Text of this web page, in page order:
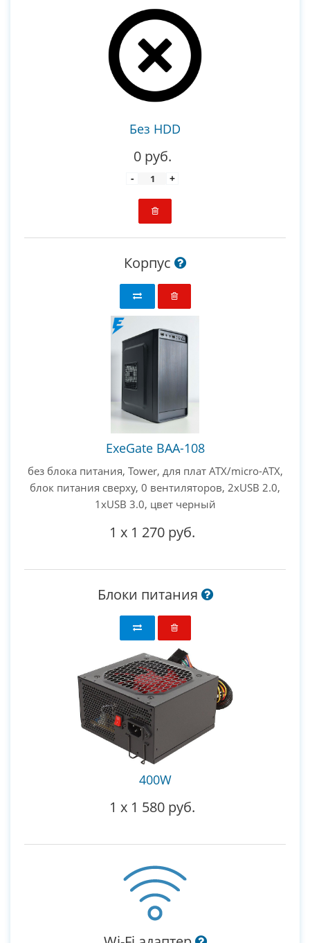
Без HDD
0 руб.
- +
Корпус
ExeGate BAA-108
без блока питания, Tower, для плат ATX/micro-ATX,
блок питания сверху, 0 вентиляторов, 2xUSB 2.0,
1xUSB 3.0, цвет черный
1 x 1 270 руб.
Блоки питания
400W
1 x 1 580 руб.